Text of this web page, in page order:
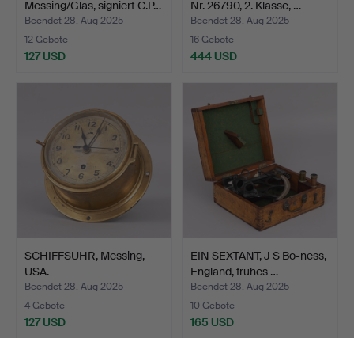
Messing/Glas, signiert C.P…
Beendet 28. Aug 2025
12 Gebote
127 USD
Nr. 26790, 2. Klasse, …
Beendet 28. Aug 2025
16 Gebote
444 USD
SCHIFFSUHR, Messing,
USA.
Beendet 28. Aug 2025
4 Gebote
127 USD
EIN SEXTANT, J S Bo-ness,
England, frühes …
Beendet 28. Aug 2025
10 Gebote
165 USD